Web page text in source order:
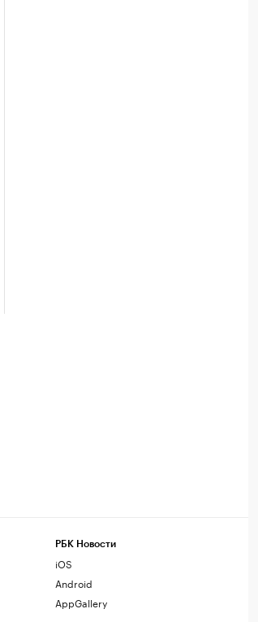
РБК Новости
iOS
Android
AppGallery